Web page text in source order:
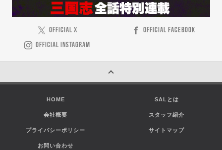
OFFICIAL X
OFFICIAL FACEBOOK
OFFICIAL INSTAGRAM
HOME SALとは
会社概要 スタッフ紹介
プライバシーポリシー サイトマップ
お問い合わせ